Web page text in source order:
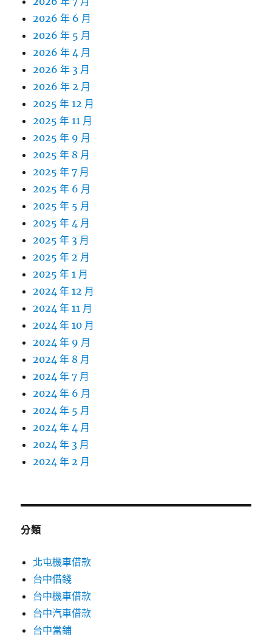
2026 年 6 月
2026 年 5 月
2026 年 4 月
2026 年 3 月
2026 年 2 月
2025 年 12 月
2025 年 11 月
2025 年 9 月
2025 年 8 月
2025 年 7 月
2025 年 6 月
2025 年 5 月
2025 年 4 月
2025 年 3 月
2025 年 2 月
2025 年 1 月
2024 年 12 月
2024 年 11 月
2024 年 10 月
2024 年 9 月
2024 年 8 月
2024 年 7 月
2024 年 6 月
2024 年 5 月
2024 年 4 月
2024 年 3 月
2024 年 2 月
分類
北屯機車借款
台中借錢
台中機車借款
台中汽車借款
台中當鋪